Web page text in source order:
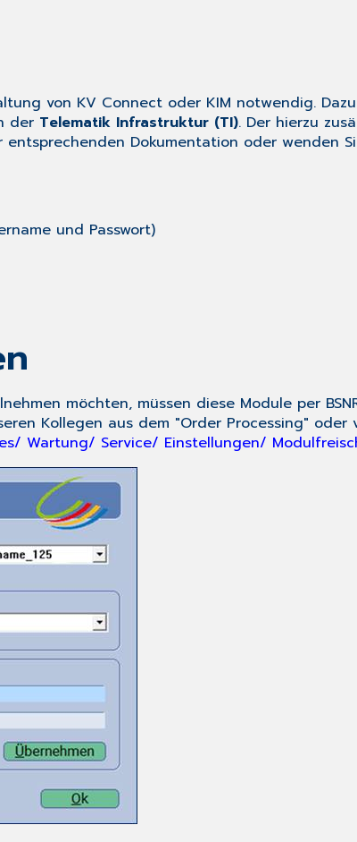
von KV Connect oder KIM notwendig.
der Telematik Infrastruktur (TI). Der hierzu
Dokumentation oder wenden
und Passwort)
möchten, müssen diese Module per
Kollegen aus dem "Order Processing" oder
Wartung/ Service/ Einstellungen/